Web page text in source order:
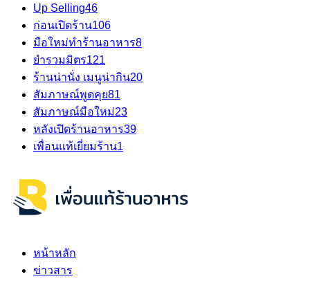
Up Selling46
ก่อนเปิดร้าน106
มือใหม่ทำร้านอาหาร8
ยำรวมมิตร121
ร้านน่านั่ง เมนูน่ากิน20
สัมภาษณ์พูดคุย81
สัมภาษณ์มือใหม่23
หลังเปิดร้านอาหาร39
เพื่อนแท้เยี่ยมร้าน1
หน้าหลัก
ข่าวสาร